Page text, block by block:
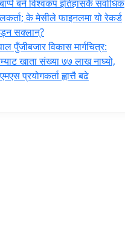
बने विश्वकप इतिहासकै सर्वाधिक
के मेसीले फाइनलमा यो रेकर्ड
सक्लान्?
पुँजीबजार विकास मार्गचित्र:
खाता संख्या ७७ लाख नाघ्यो,
प्रयोगकर्ता ह्वात्तै बढे